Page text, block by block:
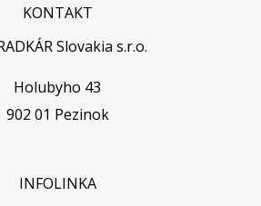
KONTAKT
Slovakia s.r.o.
Holubyho 43
902 01 Pezinok
INFOLINKA